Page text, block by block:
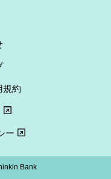
規約
ー
Bank